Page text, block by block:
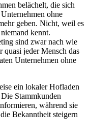
belächelt, die sich
ohne
geben. Nicht, weil es
kennt.
sind zwar nach wie
jeder Mensch das
Unternehmen ohne
ein lokaler Hofladen
Stammkunden
während sie
Bekanntheit steigern